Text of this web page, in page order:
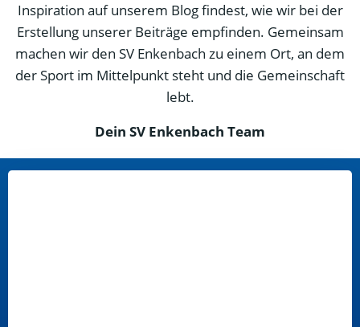
Inspiration auf unserem Blog findest, wie wir bei der
Erstellung unserer Beiträge empfinden. Gemeinsam
machen wir den SV Enkenbach zu einem Ort, an dem
der Sport im Mittelpunkt steht und die Gemeinschaft
lebt.
Dein SV Enkenbach Team